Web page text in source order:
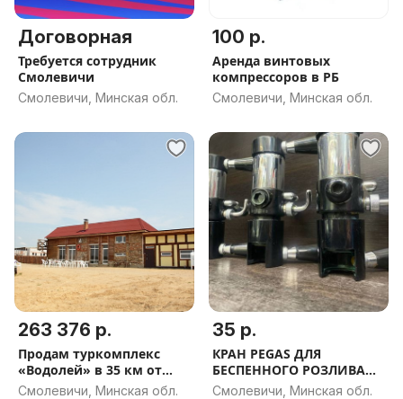
Договорная
Требуется сотрудник
Смолевичи
Смолевичи, Минская обл.
100 р.
Аренда винтовых
компрессоров в РБ
Смолевичи, Минская обл.
263 376 р.
Продам туркомплекс
«Водолей» в 35 км от
Минска
Смолевичи, Минская обл.
35 р.
КРАН PEGAS ДЛЯ
БЕСПЕННОГО РОЗЛИВА
НАПИТКОВ Б/У
Смолевичи, Минская обл.